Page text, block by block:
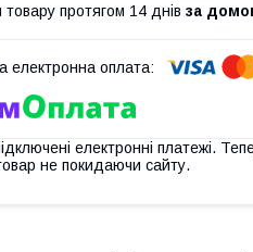
протягом 14 днів за
електронні платежі.
не покидаючи сайту.